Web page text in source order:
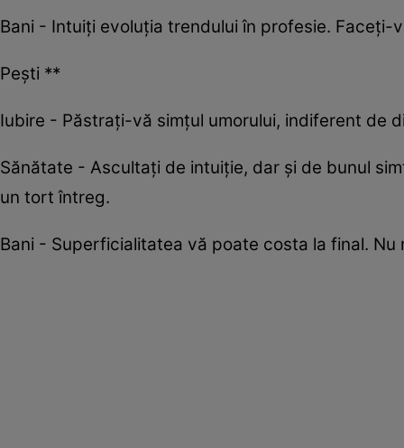
Bani - Intuiți evoluția trendului în profesie.
Pești **
Iubire - Păstrați-vă simțul umorului, indiferent de
Sănătate - Ascultați de intuiție, dar și de bunul
un tort întreg.
Bani - Superficialitatea vă poate costa la final.